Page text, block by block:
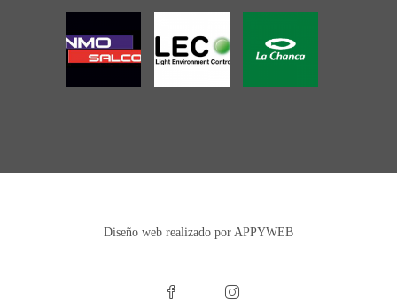
Diseño web realizado por APPYWEB